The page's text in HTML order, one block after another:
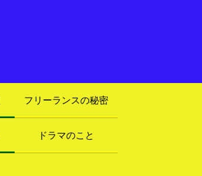
フリーランスの秘密
ドラマのこと